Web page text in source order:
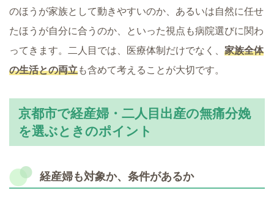
のほうが家族として動きやすいのか、あるいは自然に任せ
たほうが自分に合うのか、といった視点も病院選びに関わ
ってきます。二人目では、医療体制だけでなく、 家族全体
の生活との両立も含めて考えることが大切です。
京都市で経産婦・二人目出産の無痛分娩
を選ぶときのポイント
経産婦も対象か、条件があるか